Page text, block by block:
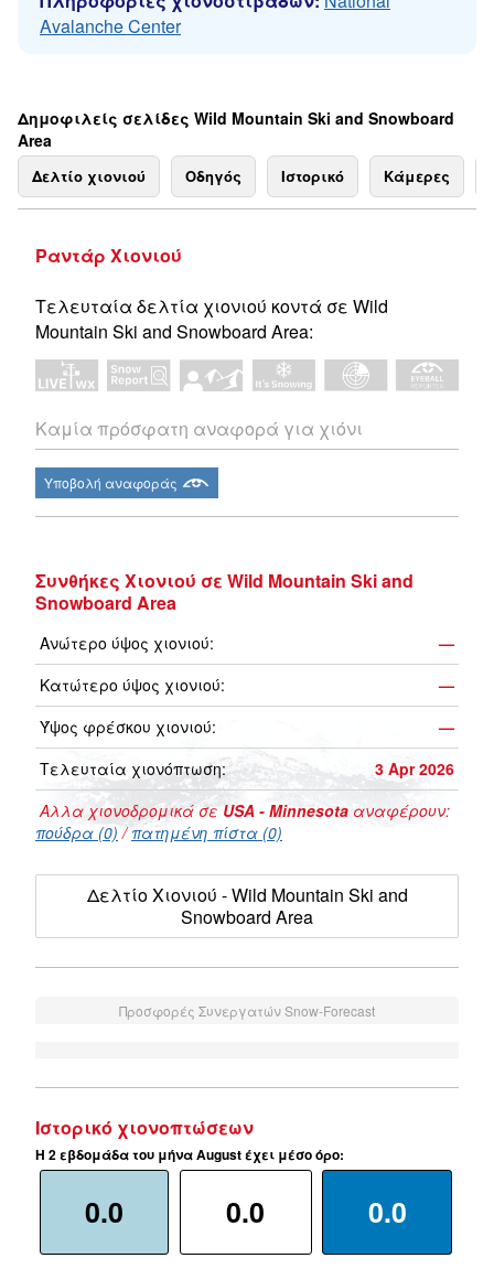
Avalanche Center
Δημοφιλείς σελίδες Wild Mountain Ski and Snowboard
Area
Δελτίο χιονιού Οδηγός Ιστορικό Κάμερες
Ραντάρ Χιονιού
Τελευταία δελτία χιονιού κοντά σε Wild
Mountain Ski and Snowboard Area:
Καμία πρόσφατη αναφορά για χιόνι
Υποβολή αναφοράς
Συνθήκες Χιονιού σε Wild Mountain Ski and
Snowboard Area
Ανώτερο ύψος χιονιού:
—
Κατώτερο ύψος χιονιού:
—
Ύψος φρέσκου χιονιού:
—
Τελευταία χιονόπτωση:
3 Apr 2026
Αλλα χιονοδρομικά σεUSA - Minnesota αναφέρουν:
πούδρα (0) /πατημένη πίστα (0)
Δελτίο Χιονιού - Wild Mountain Ski and
Snowboard Area
Προσφορές Συνεργατών Snow-Forecast
Ιστορικό χιονοπτώσεων
Η 2 εβδομάδα του μήνα August έχει μέσο όρο:
0.0 0.0 0.0